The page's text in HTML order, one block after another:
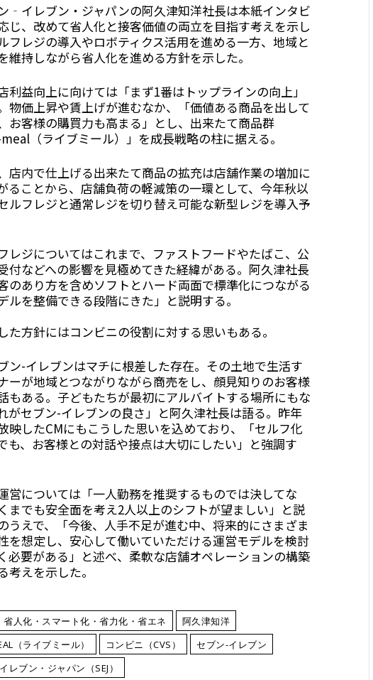
‐イレブン・ジャパンの阿久津知洋社長は本紙インタビ
じ、改めて省人化と接客価値の両立を目指す考えを示し
フレジの導入やロボティクス活用を進める一方、地域と
維持しながら省人化を進める方針を示した。
利益向上に向けては「まず1番はトップラインの向上」
物価上昇や賃上げが進むなか、「価値ある商品を出して
お客様の購買力も高まる」とし、出来たて商品群
meal（ライブミール）」を成長戦略の柱に据える。
店内で仕上げる出来たて商品の拡充は店舗作業の増加に
ることから、店舗負荷の軽減策の一環として、今年秋以
ルフレジと通常レジを切り替え可能な新型レジを導入予
レジについてはこれまで、ファストフードやたばこ、公
付などへの影響を見極めてきた経緯がある。阿久津社長
のあり方を含めソフトとハード両面で標準化につながる
ルを整備できる段階にきた」と説明する。
た方針にはコンビニの役割に対する思いもある。
ン-イレブンはマチに根差した存在。その土地で生活す
ーが地域とつながりながら商売をし、顔見知りのお客様
もある。子どもたちが最初にアルバイトする場所にもな
がセブン-イレブンの良さ」と阿久津社長は語る。昨年
映したCMにもこうした思いを込めており、「セルフ化
も、お客様との対話や接点は大切にしたい」と強調す
営については「一人勤務を推奨するものでは決してな
までも安全面を考え2人以上のシフトが望ましい」と説
うえで、「今後、人手不足が進む中、将来的にさまざま
を想定し、安心して働いていただける運営モデルを検討
必要がある」と述べ、柔軟な店舗オペレーションの構築
考えを示した。
省人化・スマート化・省力化・省エネ
阿久津知洋
（ライブミール）
コンビニ（CVS）
セブン-イレブン
レブン・ジャパン（SEJ）